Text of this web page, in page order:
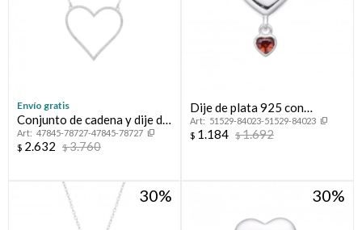
Envío gratis
Conjunto de cadena y dije de
plata 925 con circonias,
CORAZON CALADO.
47845-78727-47845-78727
$ 2.632 $3.760
Dije de plata 925 con
circonia, CORAZON
PASANTE.
51529-84023-51529-84023
$ 1.184 $1.692
30 30